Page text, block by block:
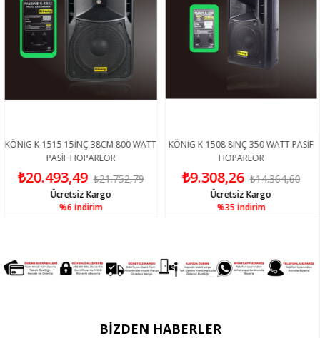
K-1515 15İNÇ 38CM 800 WATT
PASİF HOPARLOR
₺20.493,49 ₺21.752,79
%6İndirim
Ücretsiz Kargo
KÖNİG K-1508 8İNÇ 350 WATT PASİF
HOPARLOR
₺9.308,26 ₺14.364,60
%35İndirim
Ücretsiz Kargo
BIZDEN HABERLER